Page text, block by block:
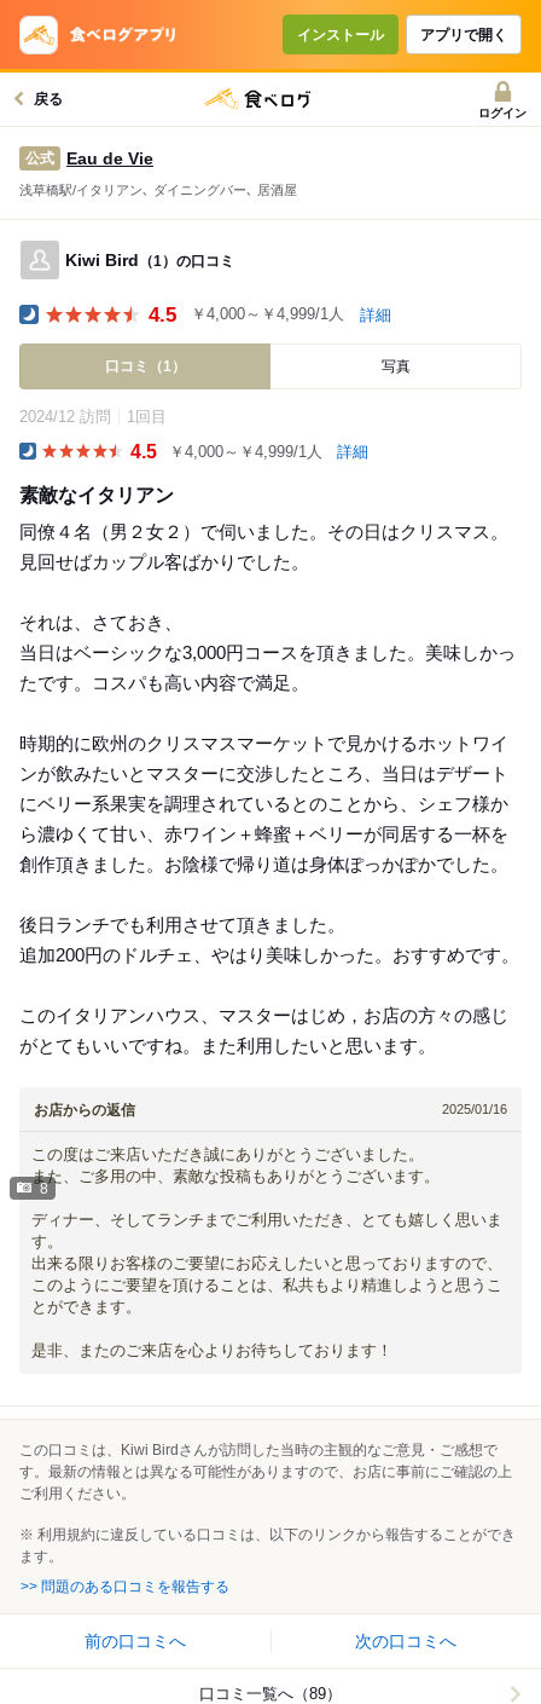
インストール アプリで開く
戻る
ログイン
公式 Eau de Vie
浅草橋駅/イタリアン､ ダイニングバー､ 居酒屋
Kiwi Bird （1）の口コミ
4.5 ￥4,000～￥4,999/1人 詳細
口コミ（1） 写真
2024/12 訪問 1回目
4.5 ￥4,000～￥4,999/1人 詳細
素敵なイタリアン
同僚４名（男２女２）で伺いました。その日はクリスマス。
見回せばカップル客ばかりでした。
それは、さておき、
当日はベーシックな3,000円コースを頂きました。美味しかっ
たです。コスパも高い内容で満足。
時期的に欧州のクリスマスマーケットで見かけるホットワイ
ンが飲みたいとマスターに交渉したところ、当日はデザート
にベリー系果実を調理されているとのことから、シェフ様か
ら濃ゆくて甘い、赤ワイン＋蜂蜜＋ベリーが同居する一杯を
創作頂きました。お陰様で帰り道は身体ぽっかぽかでした。
後日ランチでも利用させて頂きました。
追加200円のドルチェ、やはり美味しかった。おすすめです。
このイタリアンハウス、マスターはじめ，お店の方々の感じ
がとてもいいですね。また利用したいと思います。
8
お店からの返信 2025/01/16
この度はご来店いただき誠にありがとうございました。
また、ご多用の中、素敵な投稿もありがとうございます。
ディナー、そしてランチまでご利用いただき、とても嬉しく思いま
す。
出来る限りお客様のご要望にお応えしたいと思っておりますので、
このようにご要望を頂けることは、私共もより精進しようと思うこ
とができます。
是非、またのご来店を心よりお待ちしております！
この口コミは、Kiwi Birdさんが訪問した当時の主観的なご意見・ご感想で
す。最新の情報とは異なる可能性がありますので、お店に事前にご確認の上
ご利用ください。
※ 利用規約に違反している口コミは、以下のリンクから報告することができ
ます。
>> 問題のある口コミを報告する
前の口コミへ 次の口コミへ
口コミ一覧へ（89）